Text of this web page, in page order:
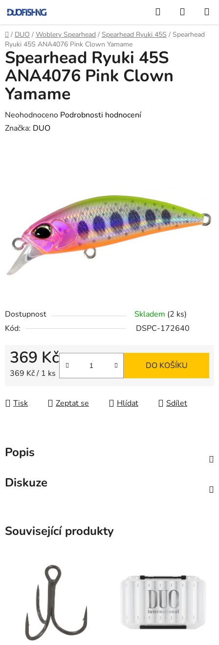
na
obsah
Hledat
KOŠÍK
Domů
/ DUO / Woblery Spearhead / Spearhead Ryuki 45S / Spearhead
Ryuki 45S ANA4076 Pink Clown Yamame
Dostupnost Skladem (2 ks)
Kód:
DSPC-172640
369 Kč
Měrná cena:
369 Kč / 1 ks
DO KOŠÍKU
Tisk Zeptat se Hlídat Sdílet
Spearhead Ryuki 45S
ANA4076 Pink Clown
Yamame
Průměrné
hodnocení
Neohodnoceno Podrobnosti hodnocení
Značka: DUO
Popis
Diskuze
Související produkty